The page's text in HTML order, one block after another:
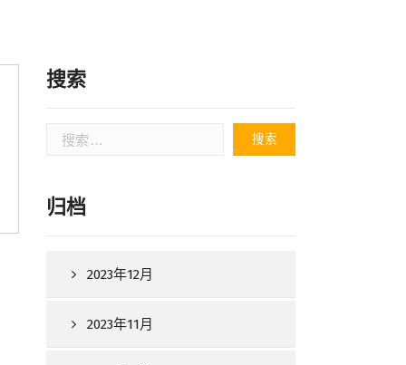
搜索
索：
归档
2023年12月
2023年11月